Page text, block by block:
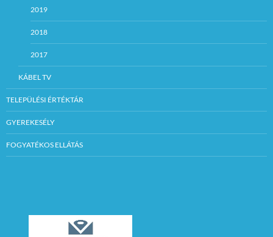
2019
2018
2017
KÁBEL TV
TELEPÜLÉSI ÉRTÉKTÁR
GYEREKESÉLY
FOGYATÉKOS ELLÁTÁS